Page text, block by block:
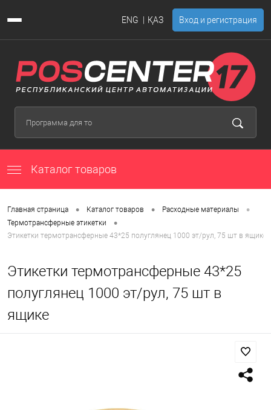
ENG ҚАЗ Вход и регистрация
Каталог товаров
Главная страница • Каталог товаров • Расходные материалы •
Термотрансферные этикетки •
Этикетки термотрансферные 43*25 полуглянец 1000 эт/рул, 75 шт в ящике
Этикетки термотрансферные 43*25
полуглянец 1000 эт/рул, 75 шт в
ящике